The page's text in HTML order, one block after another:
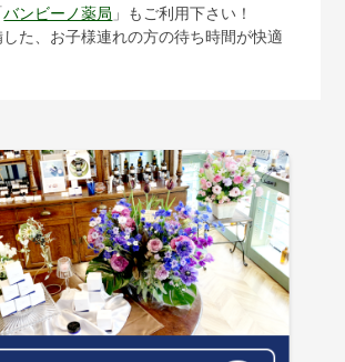
バンビーノ薬局 」もご利用下さい！
た、お子様連れの方の待ち時間が快適